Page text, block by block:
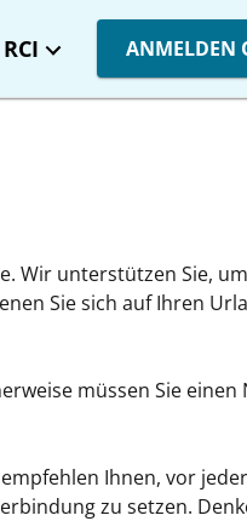
ANMELDEN
Wir unterstützen Sie,
Sie sich auf Ihren
müssen Sie einen
Ihnen, vor
zu setzen.